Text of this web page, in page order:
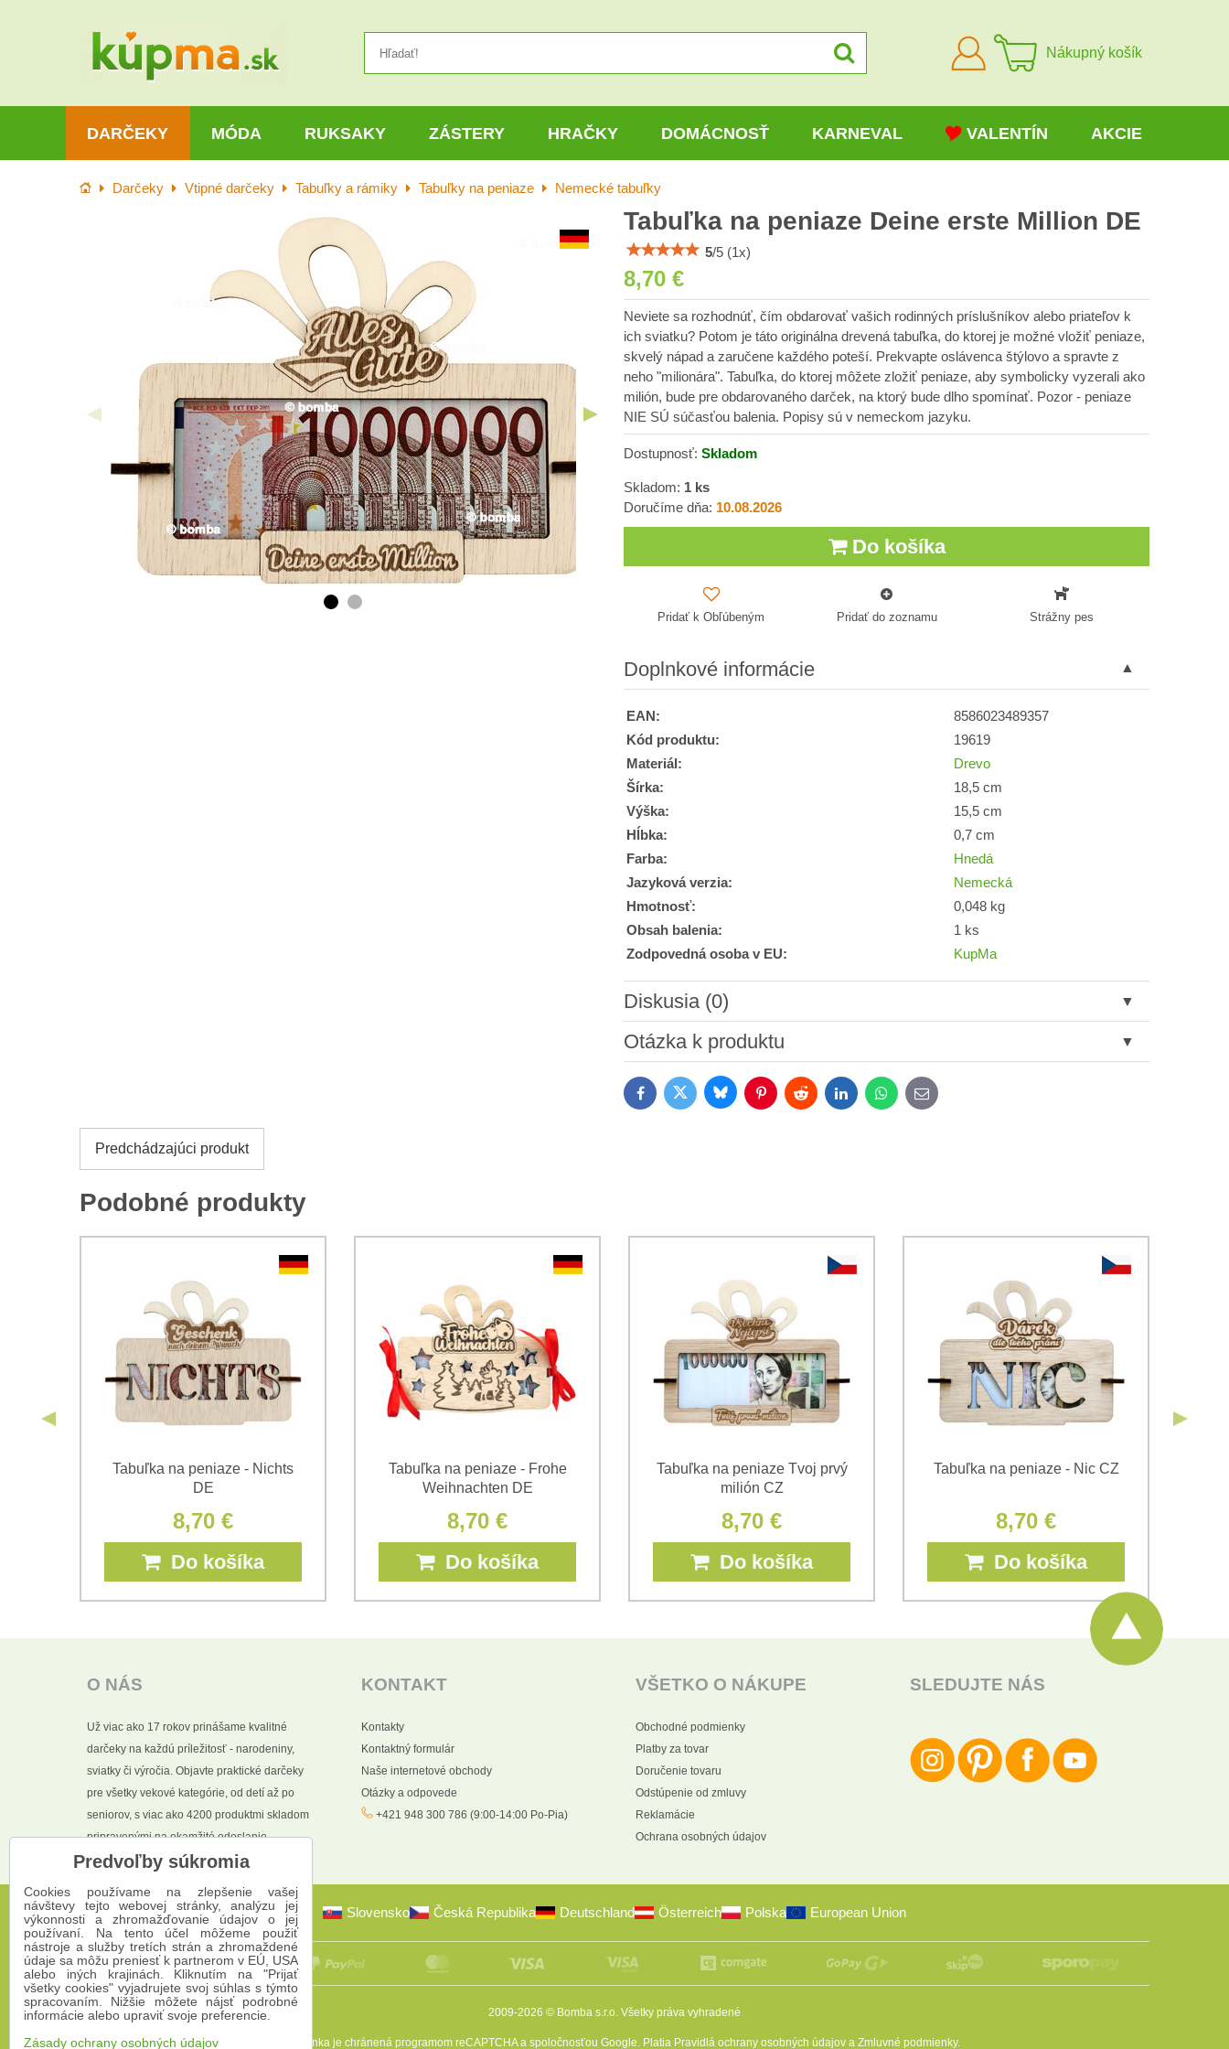
Prihlásiť
sa
Nákupný košík
DARČEKY MÓDA RUKSAKY ZÁSTERY HRAČKY DOMÁCNOSŤ KARNEVAL VALENTÍN AKCIE
Úvod Darčeky Vtipné darčeky Tabuľky a rámiky Tabuľky na peniaze Nemecké tabuľky
Tabuľka na peniaze Deine erste Million DE
5/5 (1 x)
8,70 €
Neviete sa rozhodnúť, čím obdarovať vašich rodinných príslušníkov alebo priateľov k
ich sviatku? Potom je táto originálna drevená tabuľka, do ktorej je možné vložiť peniaze,
skvelý nápad a zaručene každého poteší. Prekvapte oslávenca štýlovo a spravte z
neho "milionára". Tabuľka, do ktorej môžete zložiť peniaze, aby symbolicky vyzerali ako
milión, bude pre obdarovaného darček, na ktorý bude dlho spomínať. Pozor - peniaze
NIE SÚ súčasťou balenia. Popisy sú v nemeckom jazyku.
Dostupnosť: Skladom
Skladom: 1 ks
Doručíme dňa: 10.08.2026
Do košíka
Pridať k Obľúbeným Pridať do zoznamu Strážny pes
Doplnkové informácie
EAN:
8586023489357
Kód produktu:
19619
Materiál:
Drevo
Šírka:
18,5 cm
Výška:
15,5 cm
Hĺbka:
0,7 cm
Farba:
Hnedá
Jazyková verzia:
Nemecká
Hmotnosť:
0,048 kg
Obsah balenia:
1 ks
Zodpovedná osoba v EU:
KupMa
Diskusia (0)
Nový komentár
Oboznámil som sa s podmienkamiOchrany osobných údajovspoločnosti Bomba s.r.o.
Otázka k produktu
Odoslať
FacebookTwitter BlueskyPinterestReddit LinkedInWhatsApp
E-
mail
Predchádzajúci produkt
Podobné produkty
Tabuľka na peniaze - Nichts
DE
8,70 €
Do košíka
Tabuľka na peniaze - Frohe
Weihnachten DE
8,70 €
Do košíka
Tabuľka na peniaze Tvoj prvý
milión CZ
8,70 €
Do košíka
Tabuľka na peniaze - Nic CZ
8,70 €
Do košíka
O NÁS
Už viac ako 17 rokov prinášame kvalitné
darčeky na každú príležitosť - narodeniny,
sviatky či výročia. Objavte praktické darčeky
pre všetky vekové kategórie, od detí až po
seniorov, s viac ako 4200 produktmi skladom
pripravenými na okamžité odoslanie.
KONTAKT
Kontakty
Kontaktný formulár
Naše internetové obchody
Otázky a odpovede
+421 948 300 786 (9:00-14:00 Po-Pia)
VŠETKO O NÁKUPE
Obchodné podmienky
Platby za tovar
Doručenie tovaru
Odstúpenie od zmluvy
Reklamácie
Ochrana osobných údajov
SLEDUJTE NÁS
Slovensko Česká Republika Deutschland Österreich Polska European Union
2009-2026 © Bomba s.r.o. Všetky práva vyhradené
Táto stránka je chránená programom reCAPTCHA a spoločnosťou Google. Platia Pravidlá ochrany osobných údajov a Zmluvné podmienky.
Predvoľby súkromia
Cookies používame na zlepšenie vašej
návštevy tejto webovej stránky, analýzu jej
výkonnosti a zhromažďovanie údajov o jej
používaní. Na tento účel môžeme použiť
nástroje a služby tretích strán a zhromaždené
údaje sa môžu preniesť k partnerom v EÚ, USA
alebo iných krajinách. Kliknutím na "Prijať
všetky cookies" vyjadrujete svoj súhlas s týmto
spracovaním. Nižšie môžete nájsť podrobné
informácie alebo upraviť svoje preferencie.
Zásady ochrany osobných údajov